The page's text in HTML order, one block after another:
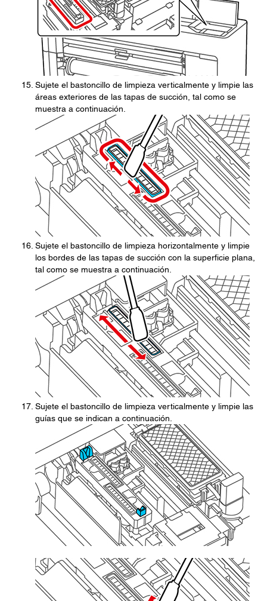
Sujete el bastoncillo de limpieza verticalmente y limpie las
áreas exteriores de las tapas de succión, tal como se
muestra a continuación.
Sujete el bastoncillo de limpieza horizontalmente y limpie
los bordes de las tapas de succión con la superficie plana,
tal como se muestra a continuación.
Sujete el bastoncillo de limpieza verticalmente y limpie las
guías que se indican a continuación.